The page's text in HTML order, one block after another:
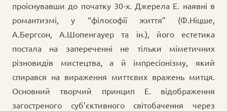
проіснувавши до початку 30-х. Джерела Е. наявні в
романтизмі, у “філософії життя” (Ф.Ніцше,
А.Бергсон, А.Шопенгауер та ін.), його естетика
постала на запереченні не тільки міметичних
різновидів мистецтва, а й імпресіонізму, який
спирався на вираження миттєвих вражень митця.
Основний творчий принцип Е. відображення
загостреного суб’єктивного світобачення через